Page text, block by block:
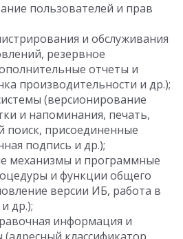
пользователей и прав
и обслуживания
резервное
отчеты и
производительности и др.);
(версионирование
и напоминания, печать,
поиск, присоединенные
подпись и др.);
механизмы и программные
и функции общего
версии ИБ, работа в
др.);
информация и